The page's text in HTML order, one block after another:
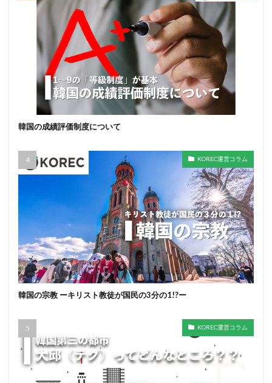
韓国の成績評価制度について
KOREC運営コラム
韓国の宗教 ーキリスト教徒が国民の3分の1!?ー
KOREC運営コラム